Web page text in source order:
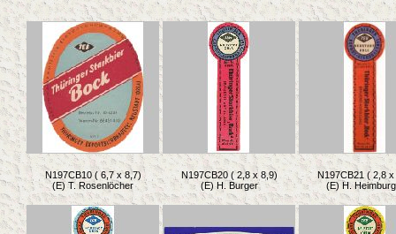
N197CB10 ( 6,7 x 8,7)
(E) T. Rosenlöcher
N197CB20 ( 2,8 x 8,9)
(E) H. Burger
N197CB21 ( 2,8 x
(E) H.